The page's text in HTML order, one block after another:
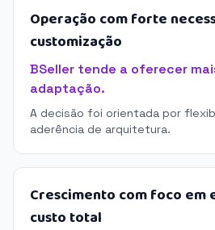
Operação com forte
customização
BSeller tende a oferecer
adaptação.
A decisão foi orientada por
aderência de arquitetura.
Crescimento com foco em
custo total